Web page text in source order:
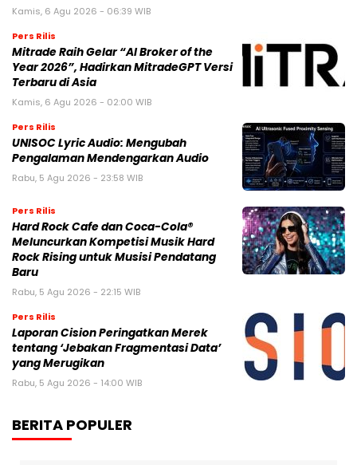
Kamis, 6 Agu 2026 - 06:39 WIB
Pers Rilis
Mitrade Raih Gelar “AI Broker of the
Year 2026”, Hadirkan MitradeGPT Versi
Terbaru di Asia
Kamis, 6 Agu 2026 - 02:00 WIB
Pers Rilis
UNISOC Lyric Audio: Mengubah
Pengalaman Mendengarkan Audio
Rabu, 5 Agu 2026 - 23:58 WIB
Pers Rilis
Hard Rock Cafe dan Coca-Cola®
Meluncurkan Kompetisi Musik Hard
Rock Rising untuk Musisi Pendatang
Baru
Rabu, 5 Agu 2026 - 22:15 WIB
Pers Rilis
Laporan Cision Peringatkan Merek
tentang ‘Jebakan Fragmentasi Data’
yang Merugikan
Rabu, 5 Agu 2026 - 14:00 WIB
BERITA POPULER